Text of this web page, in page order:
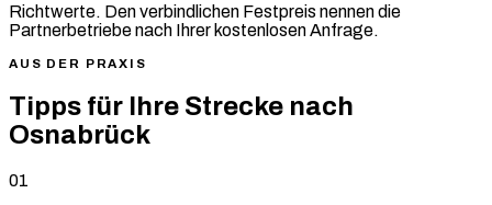
Richtwerte. Den verbindlichen Festpreis nennen die
Partnerbetriebe nach Ihrer kostenlosen Anfrage.
AUS DER PRAXIS
Tipps für Ihre Strecke nach
Osnabrück
01